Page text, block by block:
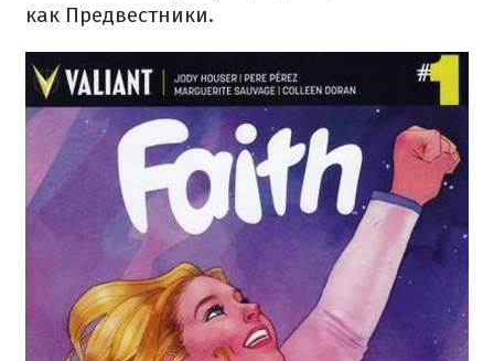
как Предвестники.